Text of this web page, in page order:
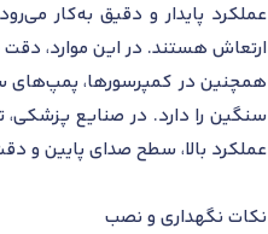
عملکرد پایدار و دقیق به‌کار
ارتعاش هستند. در این موارد،
همچنین در کمپرسورها، پمپ‌های
عملکرد بالا، سطح صدای پایین و
نکات نگهداری و نصب